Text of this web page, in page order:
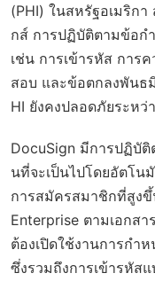
(PHI) ในสหรัฐอเมริก
กส์ การปฏิบัติตามข้อก
เช่น การเข้ารหัส การ
สอบ และข้อตกลงพันธ
HI ยังคงปลอดภัยระหว่
DocuSign มีการปฏิบั
นที่จะเป็นไปโดยอัตโ
การสมัครสมาชิกที่สูงขึ้
Enterprise ตามเอกสา
ต้องเปิดใช้งานการกำ
ซึ่งรวมถึงการเข้ารหัส